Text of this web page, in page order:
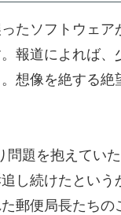
たソフトウェア
報道によれば、
想像を絶する絶
題を抱えてい
し続けたという
郵便局長たち